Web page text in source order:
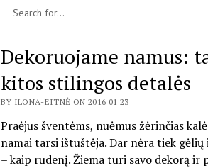
Dekoruojame namus:
kitos stilingos detalės
BY ILONA-EITNĖ ON 2016 01 23
Praėjus šventėms, nuėmus žėrinčias
namai tarsi ištuštėja. Dar nėra tiek
– kaip rudenį. Žiema turi savo dekorą